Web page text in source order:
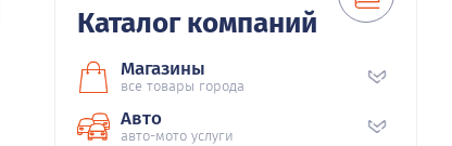
Каталог компаний
Магазины
все товары города
Авто
авто-мото услуги